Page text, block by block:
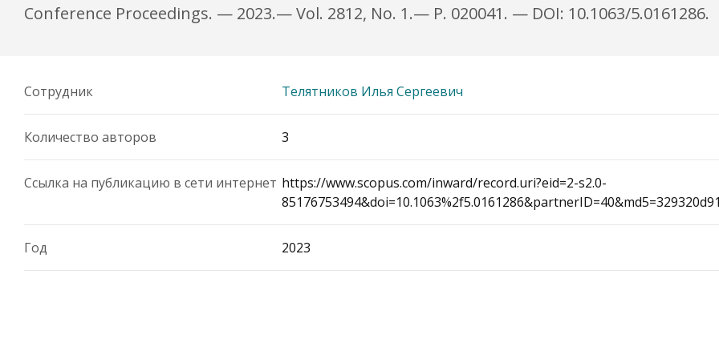
Conference Proceedings. — 2023.— Vol. 2812, No. 1.— P. 020041. — DOI: 10.1063/5.0161286.
Сотрудник Телятников Илья Сергеевич
Количество авторов 3
Ссылка на публикацию в сети интернет https://www.scopus.com/inward/record.uri?eid=2-s2.0-
Год 2023